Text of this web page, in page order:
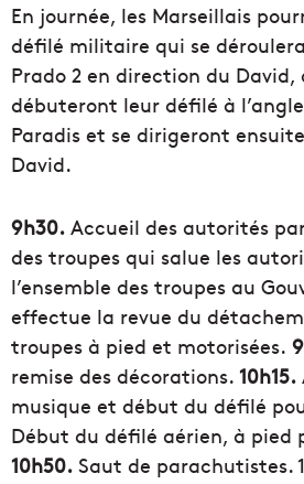
En journée, les Marseillais
défilé militaire qui se
Prado 2 en direction du David,
débuteront leur défilé à
Paradis et se dirigeront
David.
9h30. Accueil des autorités
des troupes qui salue les
l’ensemble des troupes au
effectue la revue du
troupes à pied et motorisées.
remise des décorations. 10h15.
musique et début du défilé
Début du défilé aérien, à pied
10h50. Saut de parachutistes.